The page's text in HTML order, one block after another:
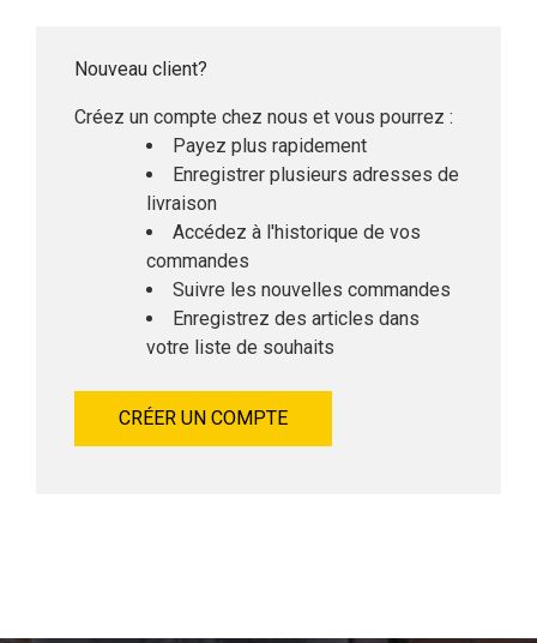
Nouveau client?
Créez un compte chez nous et vous pourrez :
Payez plus rapidement
Enregistrer plusieurs adresses de
livraison
Accédez à l'historique de vos
commandes
Suivre les nouvelles commandes
Enregistrez des articles dans
votre liste de souhaits
CRÉER UN COMPTE